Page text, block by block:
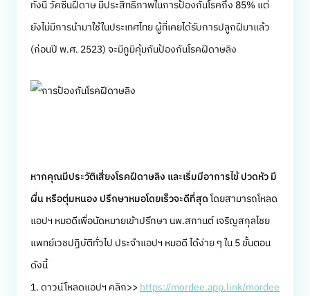
ทั้งนี้ วัคซีนฝีดาษ มีประสิทธิภาพในการป้องกันโรคถึง 85% แต่
ยังไม่มีการนำมาใช้ในประเทศไทย ผู้ที่เคยได้รับการปลูกฝีมาแล้ว
(ก่อนปี พ.ศ. 2523) จะมีภูมิคุ้มกันป้องกันโรคฝีดาษลิง
หากคุณมีประวัติเสี่ยงโรคฝีดาษลิง และเริ่มมีอาการไข้ ปวดหัว มี
ผื่น หรือตุ่มหนอง ปรึกษาหมอโดยเร็วจะดีที่สุดโดยสามารถโหลด
แอปฯ หมอดีเพื่อนัดหมายเข้าปรึกษา นพ.สกานต์ เจริญสกุลไชย
แพทย์เวชปฏิบัติ​ทั่วไป ประจำแอปฯ หมอดี ได้ง่าย ๆ ใน 5 ขั้นตอน
ดังนี้
1. ดาวน์โหลดแอปฯ คลิก>>https://mordee.app.link/mordee